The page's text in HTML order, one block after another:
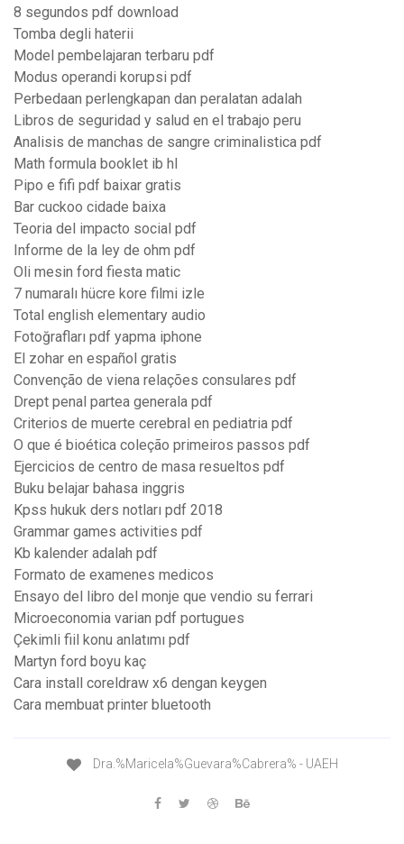
8 segundos pdf download
Tomba degli haterii
Model pembelajaran terbaru pdf
Modus operandi korupsi pdf
Perbedaan perlengkapan dan peralatan adalah
Libros de seguridad y salud en el trabajo peru
Analisis de manchas de sangre criminalistica pdf
Math formula booklet ib hl
Pipo e fifi pdf baixar gratis
Bar cuckoo cidade baixa
Teoria del impacto social pdf
Informe de la ley de ohm pdf
Oli mesin ford fiesta matic
7 numaralı hücre kore filmi izle
Total english elementary audio
Fotoğrafları pdf yapma iphone
El zohar en español gratis
Convenção de viena relações consulares pdf
Drept penal partea generala pdf
Criterios de muerte cerebral en pediatria pdf
O que é bioética coleção primeiros passos pdf
Ejercicios de centro de masa resueltos pdf
Buku belajar bahasa inggris
Kpss hukuk ders notları pdf 2018
Grammar games activities pdf
Kb kalender adalah pdf
Formato de examenes medicos
Ensayo del libro del monje que vendio su ferrari
Microeconomia varian pdf portugues
Çekimli fiil konu anlatımı pdf
Martyn ford boyu kaç
Cara install coreldraw x6 dengan keygen
Cara membuat printer bluetooth
Dra.%Maricela%Guevara%Cabrera% - UAEH